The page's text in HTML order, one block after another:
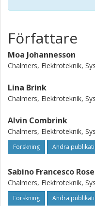
Författare
Moa Johannesson
Chalmers, Elektroteknik,
Lina Brink
Chalmers, Elektroteknik,
Alvin Combrink
Chalmers, Elektroteknik,
Forskning Andra
Sabino Francesco
Chalmers, Elektroteknik,
Forskning Andra